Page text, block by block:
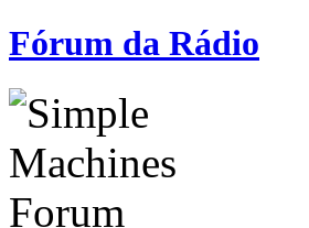
Fórum da Rádio